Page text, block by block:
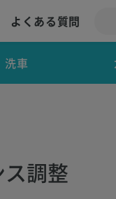
よくある質問
洗車
調整